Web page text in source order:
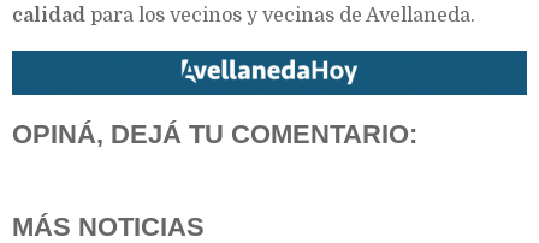
calidad para los vecinos y vecinas de Avellaneda.
OPINÁ, DEJÁ TU COMENTARIO:
MÁS NOTICIAS